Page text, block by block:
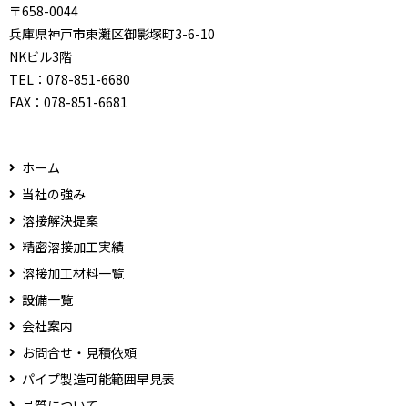
〒658-0044
兵庫県神戸市東灘区御影塚町3-6-10
NKビル3階
TEL： 078-851-6680
FAX： 078-851-6681
ホーム
当社の強み
溶接解決提案
精密溶接加工実績
溶接加工材料一覧
設備一覧
会社案内
お問合せ・見積依頼
パイプ製造可能範囲早見表